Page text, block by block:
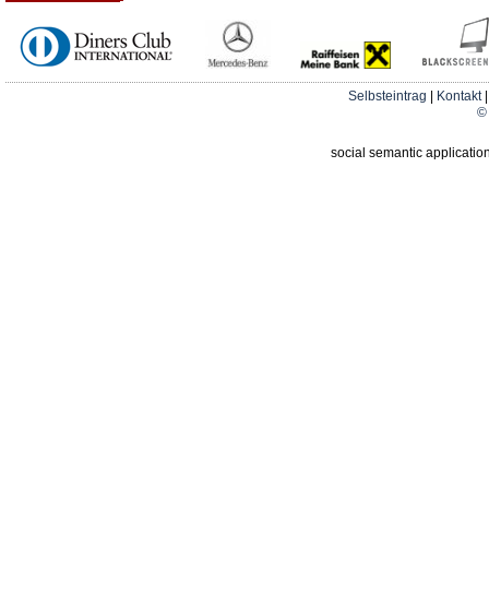
Selbsteintrag Kontakt
©
social semantic